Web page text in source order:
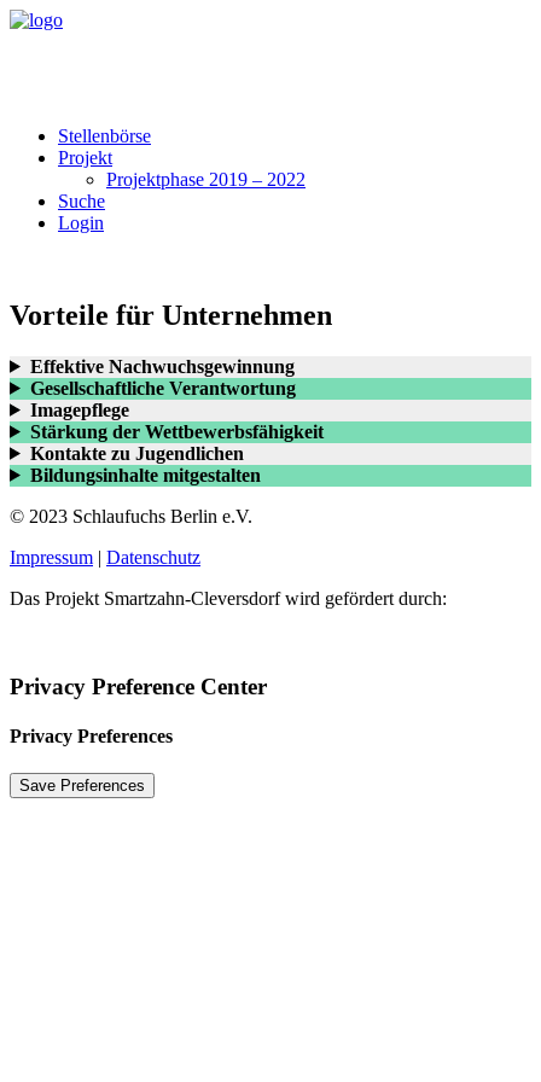
Stellenbörse
Projekt
Projektphase 2019 – 2022
Suche
Login
Vorteile für Unternehmen
Effektive Nachwuchsgewinnung
Gesellschaftliche Verantwortung
Imagepflege
Stärkung der Wettbewerbsfähigkeit
Kontakte zu Jugendlichen
Bildungsinhalte mitgestalten
© 2023 Schlaufuchs Berlin e.V.
Impressum | Datenschutz
Das Projekt Smartzahn-Cleversdorf wird gefördert durch:
Privacy Preference Center
Privacy Preferences